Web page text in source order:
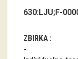
Napovednik
Arhiv razstav
630:LJU;F-
ZBIRKA